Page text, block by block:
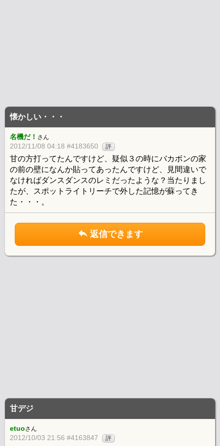
懐かしい・・・
名機だ！ さん
2012/11/08 04:18 #4183650 評
甘の方打ってたんですけど、疑似３の時にバカボンの家
の前の壁になんか貼ってあったんですけど、見間違いで
なければダンスダンスのレミだったような？当たりまし
たが、スポットライトリーチで外した記憶が蘇ってき
た・・・。
返信できます
甘デジ
etuoさん
2012/10/03 21:56 #4163847 評